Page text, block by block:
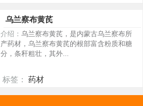
乌兰察布黄芪
介绍： 乌兰察布黄芪，是内蒙古乌兰察布所
产药材，乌兰察布黄芪的根部富含粉质和糖
分，条秆粗壮，其外...
标签： 药材
133